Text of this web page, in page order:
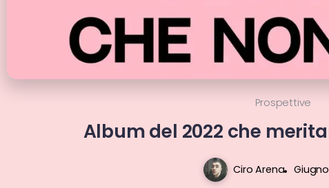
Prospettive
Album del 2022 che
Ciro Arena Giugno